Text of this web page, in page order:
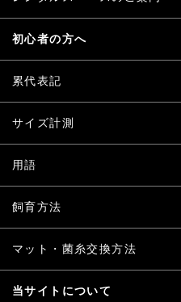
初心者の方へ
累代表記
サイズ計測
用語
飼育方法
マット・菌糸交換方法
当サイトについて